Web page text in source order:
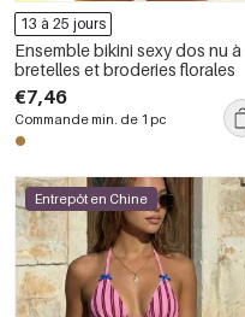
13 à 25 jours
Ensemble bikini sexy dos nu à
bretelles et broderies florales
€7,46
Commande min. de 1 pc
Entrepôt en Chine